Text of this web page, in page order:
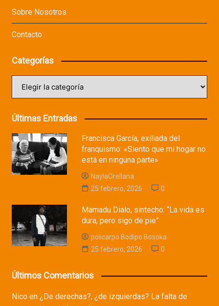
Sobre Nosotros
Contacto
Categorías
Últimas Entradas
Francisca García, exiliada del
franquismo: «Siento que mi hogar no
está en ninguna parte»
NaylaOrellana
25 febrero, 2026
0
Mamadu Dialo, sintecho: “La vida es
dura, pero sigo de pie”
policarpo Bodipo Bosoka
25 febrero, 2026
0
Últimos Comentarios
Nicoen ¿De derechas?, ¿de izquierdas? La falta de